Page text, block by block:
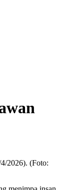
2026). (Foto: